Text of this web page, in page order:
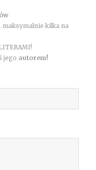
maksymalnie kilka na
jego autorem!